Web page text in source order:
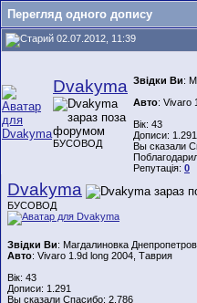
Перегляд одного допису
02.07.2012, 11:39
Dvakyma
БУСОВОД
Звідки Ви:
Авто: Vivaro
Вік: 43
Дописи: 1.291
Вы сказали
Репутація: 0
Dvakyma
БУСОВОД
Звідки Ви: Магдалиновка
Авто: Vivaro 1.9d long 2004, Таврия
Вік: 43
Дописи: 1.291
Вы сказали Спасибо: 2.786